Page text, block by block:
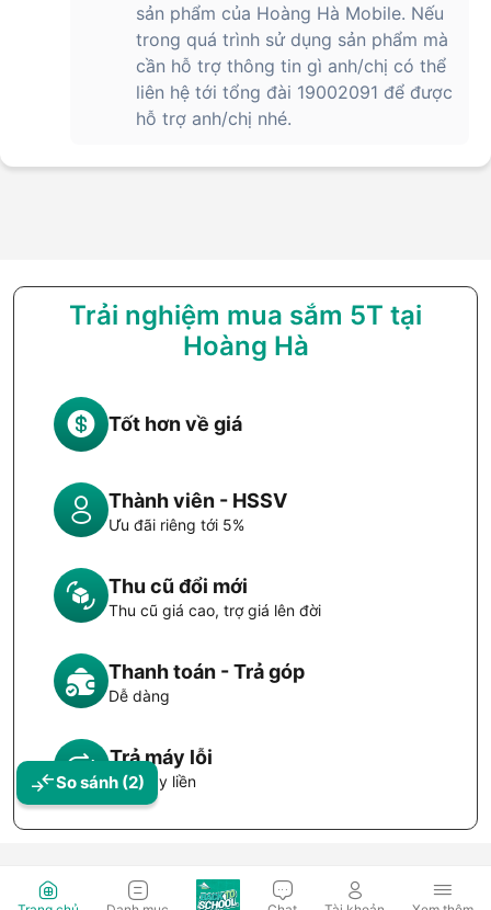
So sánh (2)
sản phẩm của Hoàng Hà Mobile. Nếu
trong quá trình sử dụng sản phẩm mà
cần hỗ trợ thông tin gì anh/chị có thể
liên hệ tới tổng đài 19002091 để được
hỗ trợ anh/chị nhé.
Trải nghiệm mua sắm 5T tại
Hoàng Hà
Tốt hơn về giá
Thành viên - HSSV
Ưu đãi riêng tới 5%
Thu cũ đổi mới
Thu cũ giá cao, trợ giá lên đời
Thanh toán - Trả góp
Dễ dàng
Trả máy lỗi
Đổi máy liền